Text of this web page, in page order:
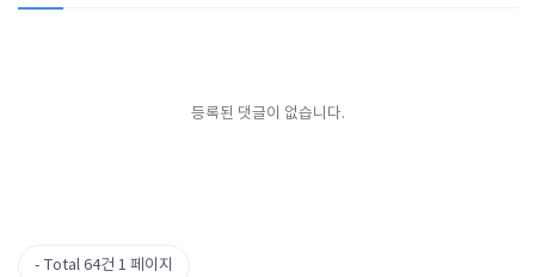
등록된 댓글이 없습니다.
Total 64건 1 페이지